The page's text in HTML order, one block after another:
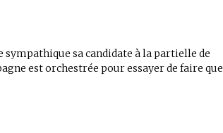
sa candidate à la partielle de
est orchestrée pour essayer de faire que